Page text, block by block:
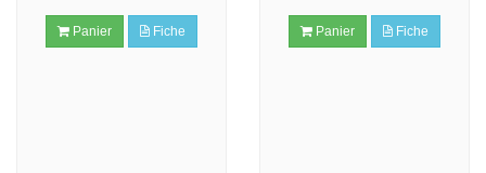
Panier Fiche Panier Fiche